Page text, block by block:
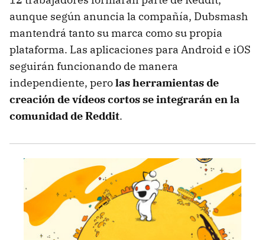
aunque según anuncia la compañía, Dubsmash
mantendrá tanto su marca como su propia
plataforma. Las aplicaciones para Android e iOS
seguirán funcionando de manera
independiente, perolas herramientas de
creación de vídeos cortos se integrarán en la
comunidad de Reddit.